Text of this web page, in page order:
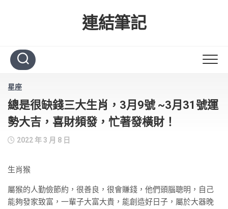
連結筆記
星座
總是很缺錢三大生肖，3月9號 ~3月31號運
勢大吉，喜財頻發，忙著發橫財！
2022 年 3 月 8 日
生肖猴
屬猴的人勤儉節約，很善良，很會賺錢，他們頭腦聰明，自己
能夠發家致富，一輩子大富大貴，能創造好日子，屬於大器晚